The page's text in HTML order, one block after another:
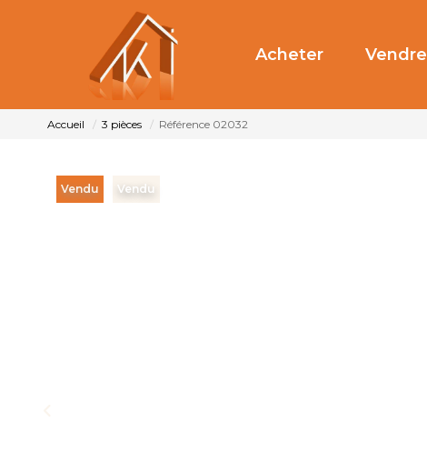
Acheter Vendre
Accueil 3 pièces Référence 02032
Vendu Vendu